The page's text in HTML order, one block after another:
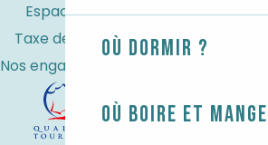
Où dormir ?
Où boire et
Espace Pro
Taxe de séjour
Nos engagements